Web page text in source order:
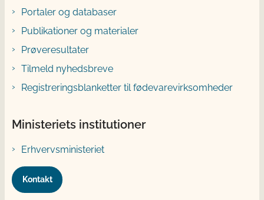
Portaler og databaser
Publikationer og materialer
Prøveresultater
Tilmeld nyhedsbreve
Registreringsblanketter til fødevarevirksomheder
Ministeriets institutioner
Erhvervsministeriet
Kontakt